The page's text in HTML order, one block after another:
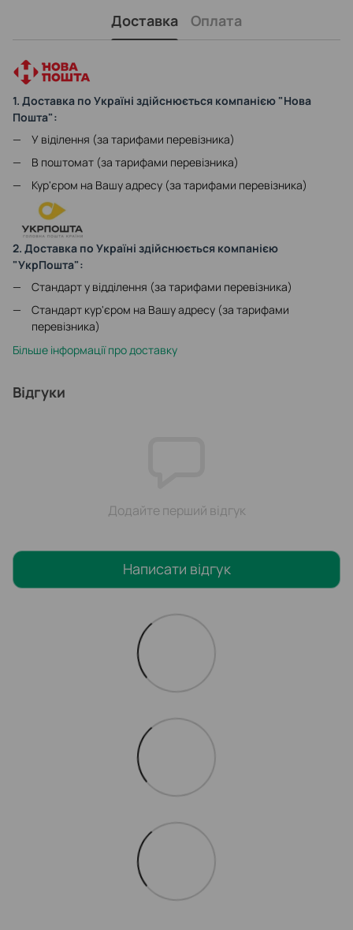
Доставка Оплата
1. Доставка по Україні здійснюється компанією "Нова
Пошта":
У віділення (за тарифами перевізника)
В поштомат (за тарифами перевізника)
Кур'єром на Вашу адресу (за тарифами перевізника)
2. Доставка по Україні здійснюється компанією
"УкрПошта":
Стандарт у відділення (за тарифами перевізника)
Стандарт кур'єром на Вашу адресу (за тарифами
перевізника)
Більше інформації про доставку
Відгуки
Додайте перший відгук
Написати відгук